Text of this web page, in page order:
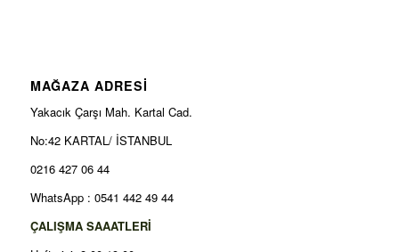
MAĞAZA ADRESİ
Yakacık Çarşı Mah. Kartal Cad.
No:42 KARTAL/ İSTANBUL
0216 427 06 44
WhatsApp : 0541 442 49 44
ÇALIŞMA SAAATLERİ